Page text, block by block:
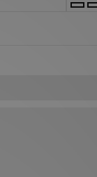
zool design had die
en de klassieke GEL-